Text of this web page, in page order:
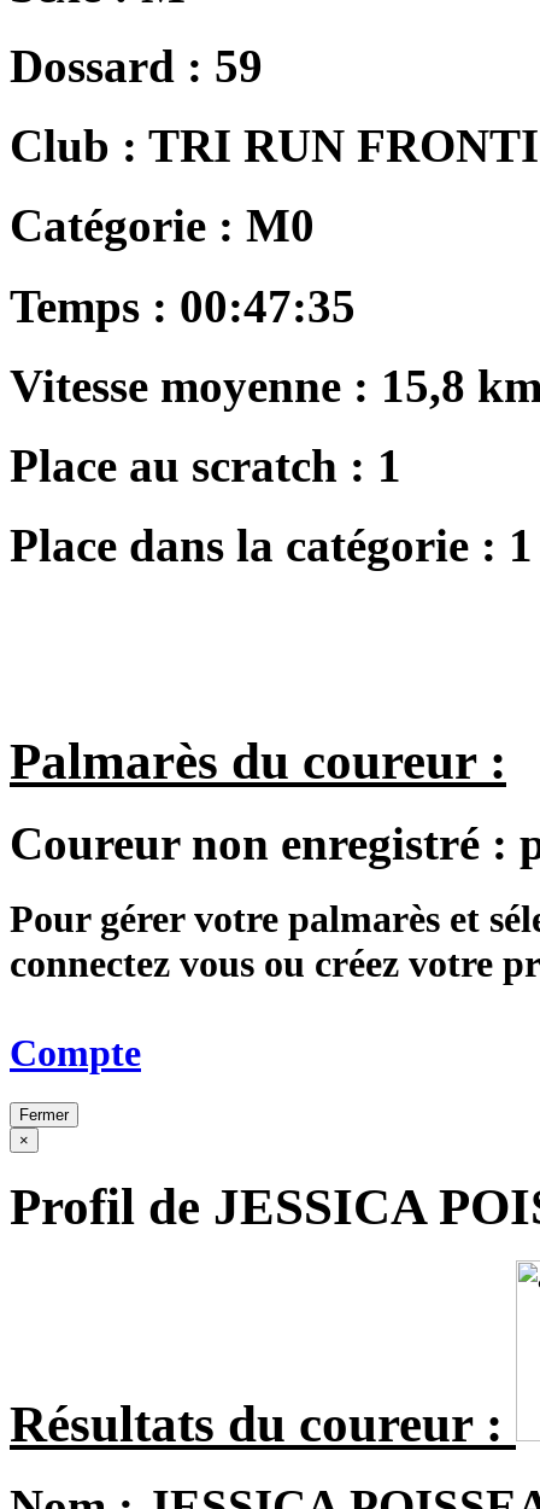
Dossard : 59
Club : TRI RUN
Catégorie : M0
Temps : 00:47:35
Vitesse moyenne : 15,8
Place au scratch : 1
Place dans la catégorie : 1
Palmarès du coureur :
Coureur non enregistré :
Pour gérer votre palmarès et
connectez vous ou créez votre
Compte
Fermer
×
Profil de JESSICA
Résultats du coureur :